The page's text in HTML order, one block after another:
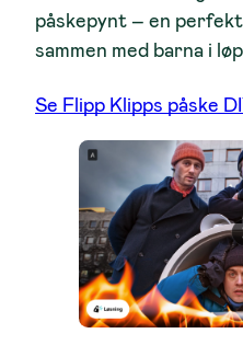
påskepynt – en
sammen med barna i
Se Flipp Klipps påske